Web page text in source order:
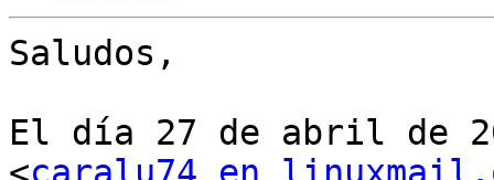
Saludos,
El día 27 de abril de